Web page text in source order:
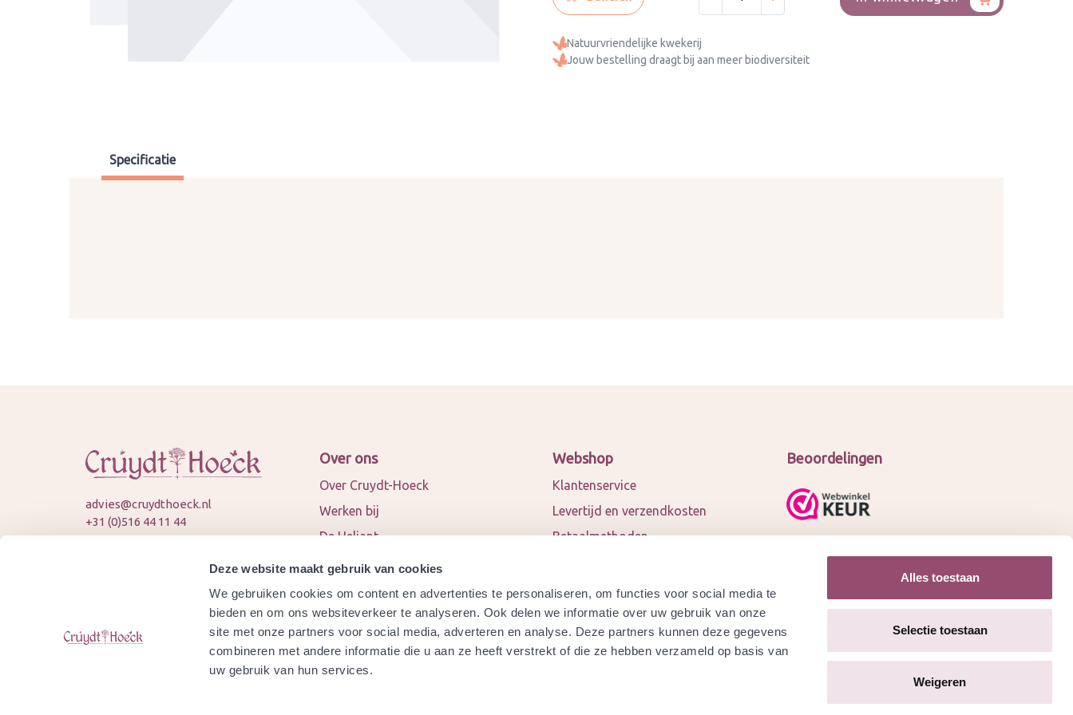
Deze website maakt gebruik van cookies
We gebruiken cookies om content en advertenties te personaliseren, om functies voor social media te
bieden en om ons websiteverkeer te analyseren. Ook delen we informatie over uw gebruik van onze
site met onze partners voor social media, adverteren en analyse. Deze partners kunnen deze gegevens
combineren met andere informatie die u aan ze heeft verstrekt of die ze hebben verzameld op basis van
uw gebruik van hun services.
Alles toestaan
Selectie toestaan
Weigeren
Natuurvriendelijke kwekerij
Jouw bestelling draagt bij aan meer biodiversiteit
Specificatie
advies@cruydthoeck.nl
+31 (0)516 44 11 44
Over ons
Over Cruydt-Hoeck
Werken bij
De Heliant
Nieuws en blogs
Contact
Samenwerkingspartners
Agenda
Is Cruydt-Hoeck biologisch
Webshop
Klantenservice
Levertijd en verzendkosten
Betaalmethoden
Privacy policy
Retourneren
Garantie
Beoordelingen